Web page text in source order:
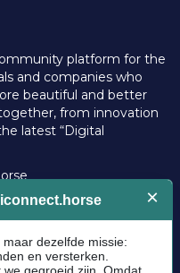
platform for the
and companies who
beautiful and better
from innovation
latest “Digital